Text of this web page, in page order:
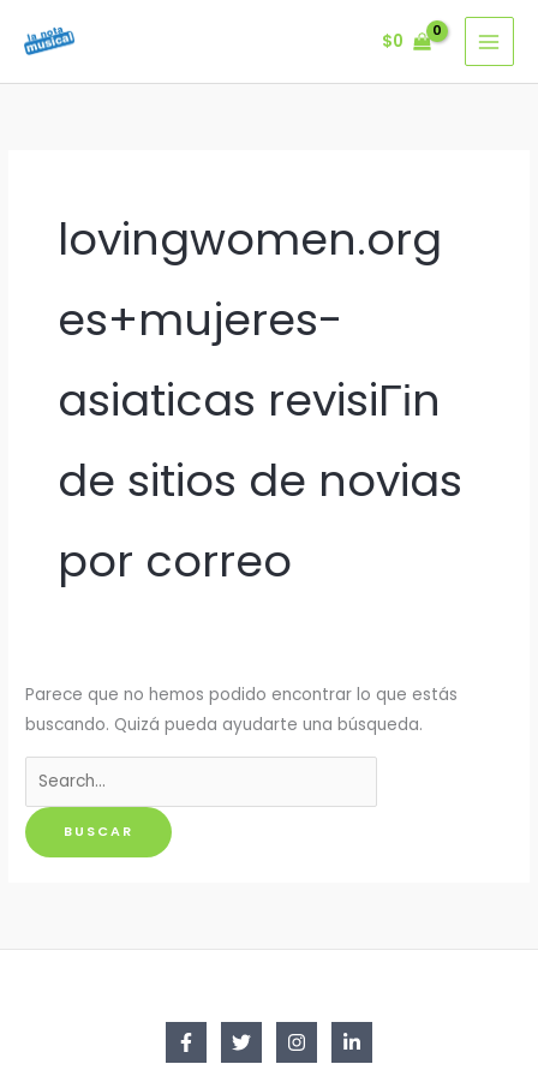
$0
lovingwomen.org
es+mujeres-
asiaticas revisiГіn
de sitios de novias
por correo
Parece que no hemos podido encontrar lo que estás
buscando. Quizá pueda ayudarte una búsqueda.
Buscar
por: